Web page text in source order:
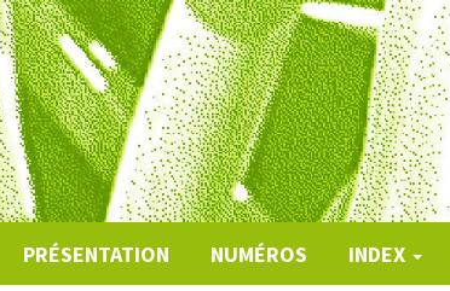
PRÉSENTATION NUMÉROS INDEX